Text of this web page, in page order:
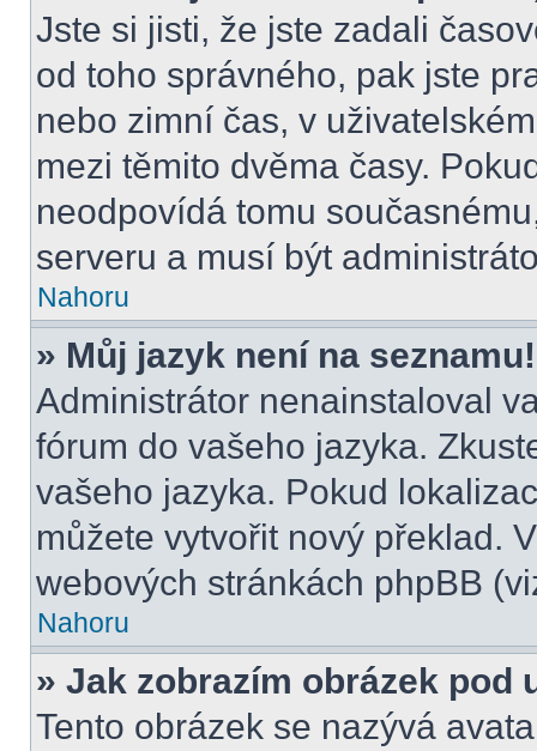
Jste si jisti, že jste zadali
od toho správného, pak jste
nebo zimní čas, v
mezi těmito dvěma časy.
neodpovídá tomu
serveru a musí být
Nahoru
» Můj jazyk není na seznamu!
Administrátor nenainstaloval
fórum do vašeho jazyka.
vašeho jazyka. Pokud
můžete vytvořit nový překlad.
webových stránkách phpBB
Nahoru
» Jak zobrazím obrázek pod
Tento obrázek se nazývá